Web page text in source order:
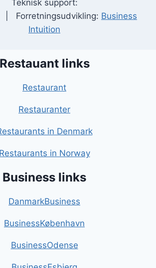
Teknisk support:
| Forretningsudvikling: Business
Intuition
Restauant links
Restaurant
Restauranter
in Denmark
Restaurants in Norway
Business links
DanmarkBusiness
BusinessKøbenhavn
BusinessOdense